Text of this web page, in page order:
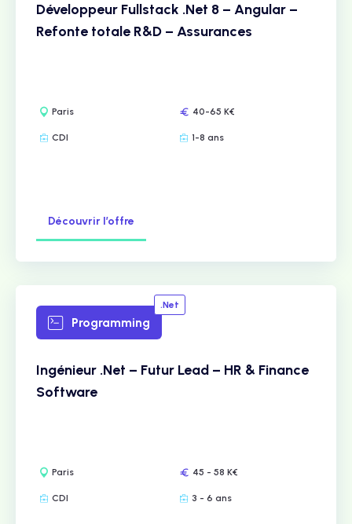
Développeur Fullstack .Net 8 – Angular –
Refonte totale R&D – Assurances
Paris 40-65 K€
CDI 1-8 ans
Découvrir l’offre
Programming
.Net
Ingénieur .Net – Futur Lead – HR & Finance
Software
Paris 45 - 58 K€
CDI 3 - 6 ans